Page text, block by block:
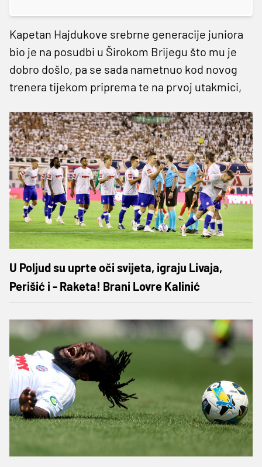
Kapetan Hajdukove srebrne generacije juniora
bio je na posudbi u Širokom Brijegu što mu je
dobro došlo, pa se sada nametnuo kod novog
trenera tijekom priprema te na prvoj utakmici,
U Poljud su uprte oči svijeta, igraju Livaja,
Perišić i - Raketa! Brani Lovre Kalinić